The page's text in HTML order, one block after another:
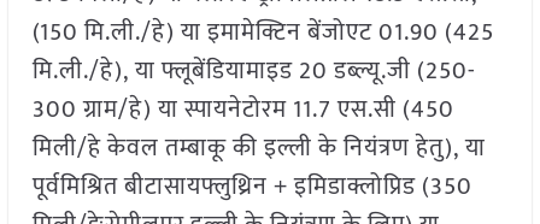
(150 मि.ली./हे) या इमामेक्टिन बेंजोएट 01.90 (425
मि.ली./हे), या फ्लूबेंडियामाइड 20 डब्ल्यू.जी (250-
300 ग्राम/हे) या स्पायनेटोरम 11.7 एस.सी (450
मिली/हे केवल तम्बाकू की इल्ली के नियंत्रण हेतु), या
पूर्वमिश्रित बीटासायफ्लुथ्रिन + इमिडाक्लोप्रिड (350